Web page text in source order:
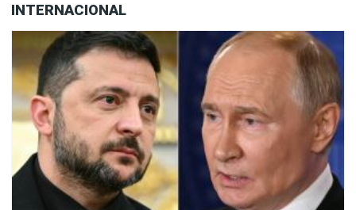
INTERNACIONAL